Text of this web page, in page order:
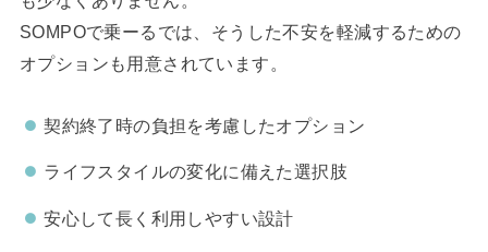
SOMPOで乗ーるでは、そうした不安を軽減するための
オプションも用意されています。
契約終了時の負担を考慮したオプション
ライフスタイルの変化に備えた選択肢
安心して長く利用しやすい設計